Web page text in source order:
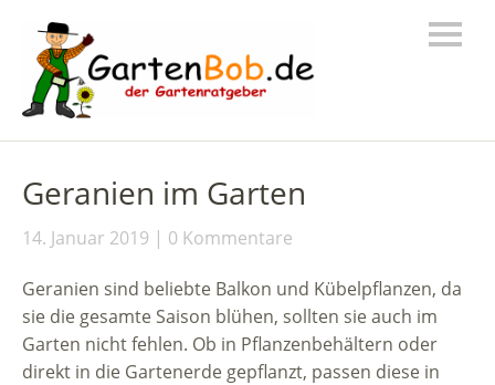
Geranien im Garten
14. Januar 2019 0 Kommentare
Geranien sind beliebte Balkon und Kübelpflanzen, da
sie die gesamte Saison blühen, sollten sie auch im
Garten nicht fehlen. Ob in Pflanzenbehältern oder
direkt in die Gartenerde gepflanzt, passen diese in